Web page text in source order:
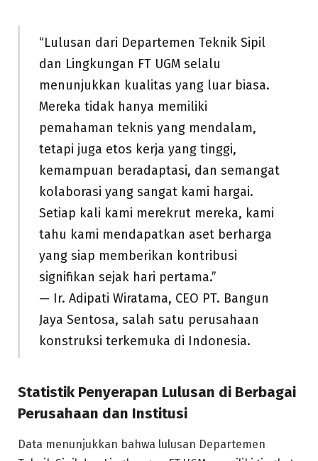
“Lulusan dari Departemen Teknik Sipil
dan Lingkungan FT UGM selalu
menunjukkan kualitas yang luar biasa.
Mereka tidak hanya memiliki
pemahaman teknis yang mendalam,
tetapi juga etos kerja yang tinggi,
kemampuan beradaptasi, dan semangat
kolaborasi yang sangat kami hargai.
Setiap kali kami merekrut mereka, kami
tahu kami mendapatkan aset berharga
yang siap memberikan kontribusi
signifikan sejak hari pertama.”
— Ir. Adipati Wiratama, CEO PT. Bangun
Jaya Sentosa, salah satu perusahaan
konstruksi terkemuka di Indonesia.
Statistik Penyerapan Lulusan di Berbagai
Perusahaan dan Institusi
Data menunjukkan bahwa lulusan Departemen